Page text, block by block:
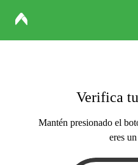
Verifica
Mantén presionado el
eres